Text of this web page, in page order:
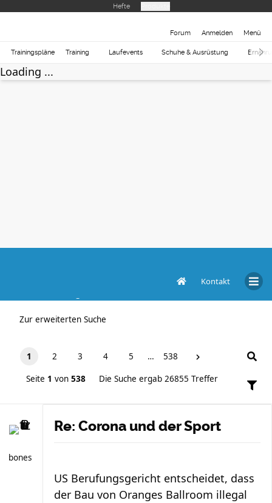
Hefte
Forum Anmelden Menü
Trainingspläne Training Laufevents Schuhe & Ausrüstung
Loading ...
Kontakt
Zur erweiterten Suche
1 2 3 4 5 … 538
Seite 1 von 538 Die Suche ergab 26855 Treffer
bones
Re: Corona und der Sport
US Berufungsgericht entscheidet, dass
der Bau von Oranges Ballroom illegal